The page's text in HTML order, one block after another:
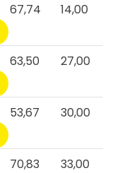
67,74
14,00
63,50
27,00
53,67
30,00
70,83
33,00